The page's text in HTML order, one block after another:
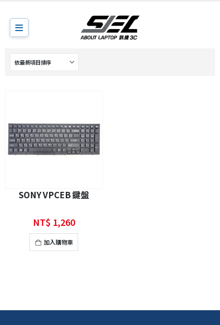
SONY VPCEB 鍵盤
NT$ 1,260
加入購物車